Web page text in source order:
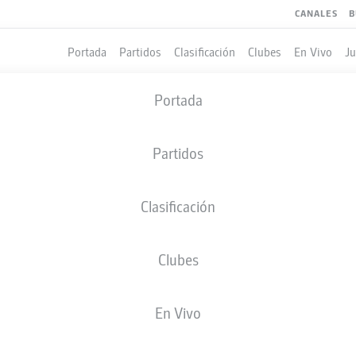
CANALES
Portada Partidos Clasificación Clubes En Vivo
Portada
Partidos
Clasificación
Clubes
En Vivo